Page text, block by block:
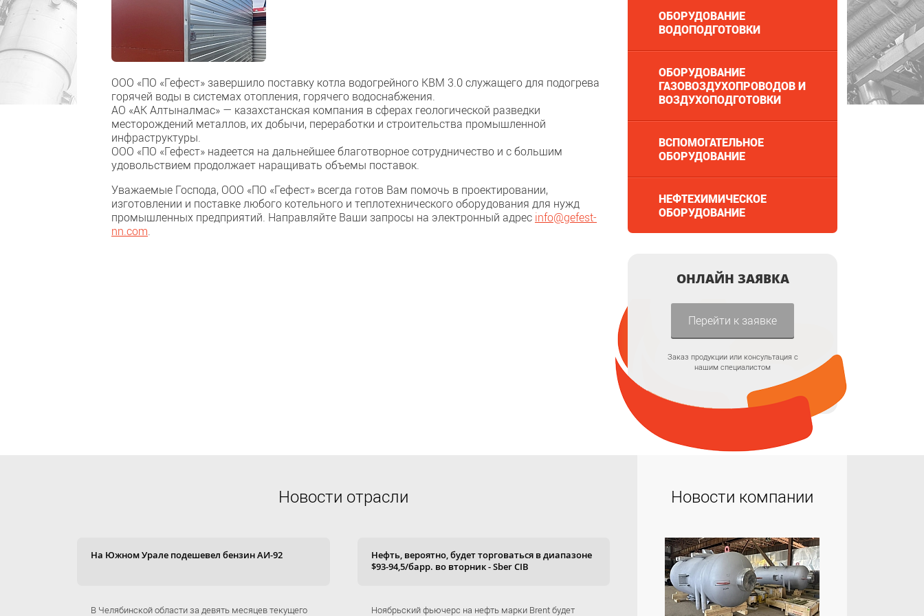
ООО «ПО «Гефест» завершило поставку котла водогрейного КВМ 3.0 служащего для подогрева
горячей воды в системах отопления, горячего водоснабжения.
АО «АК Алтыналмас» — казахстанская компания в сферах геологической разведки
месторождений металлов, их добычи, переработки и строительства промышленной
инфраструктуры.
ООО «ПО «Гефест» надеется на дальнейшее благотворное сотрудничество и с большим
удовольствием продолжает наращивать объемы поставок.
Уважаемые Господа, ООО «ПО «Гефест» всегда готов Вам помочь в проектировании,
изготовлении и поставке любого котельного и теплотехнического оборудования для нужд
промышленных предприятий. Направляйте Ваши запросы на электронный адрес info@gefest-
nn.com
ОБОРУДОВАНИЕ
ВОДОПОДГОТОВКИ
ОБОРУДОВАНИЕ
ГАЗОВОЗДУХОПРОВОДОВ И
ВОЗДУХОПОДГОТОВКИ
ВСПОМОГАТЕЛЬНОЕ
ОБОРУДОВАНИЕ
НЕФТЕХИМИЧЕСКОЕ
ОБОРУДОВАНИЕ
ОНЛАЙН ЗАЯВКА
Перейти к заявке
Заказ продукции или консультация с
нашим специалистом
Новости отрасли
На Южном Урале подешевел бензин АИ-92
В Челябинской области за девять месяцев текущего
Нефть, вероятно, будет торговаться в диапазоне
$93-94,5/барр. во вторник - Sber CIB
Ноябрьский фьючерс на нефть марки Brent будет
Новости компании